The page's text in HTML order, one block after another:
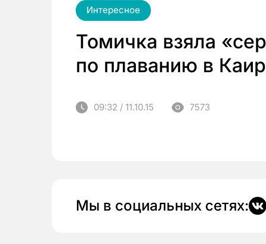
Интересное
Томичка взяла
по плаванию в
09:32 / 11.10.15 7573
Мы в социальных сетях: